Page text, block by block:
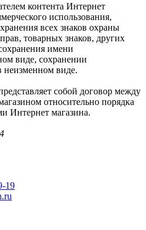
контента Интернет
использования,
всех знаков охраны
товарных знаков, других
имени
виде, сохранении
неизменном виде.
собой договор между
относительно порядка
Интернет магазина.
19